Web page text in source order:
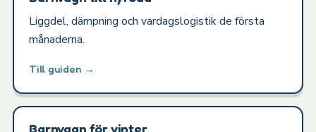
Liggdel, dämpning och vardagslogistik de första
månaderna.
Till guiden →
Barnvagn för vinter